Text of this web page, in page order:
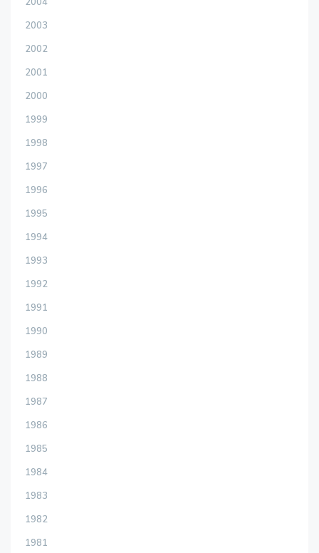
2003
2002
2001
2000
1999
1998
1997
1996
1995
1994
1993
1992
1991
1990
1989
1988
1987
1986
1985
1984
1983
1982
1981